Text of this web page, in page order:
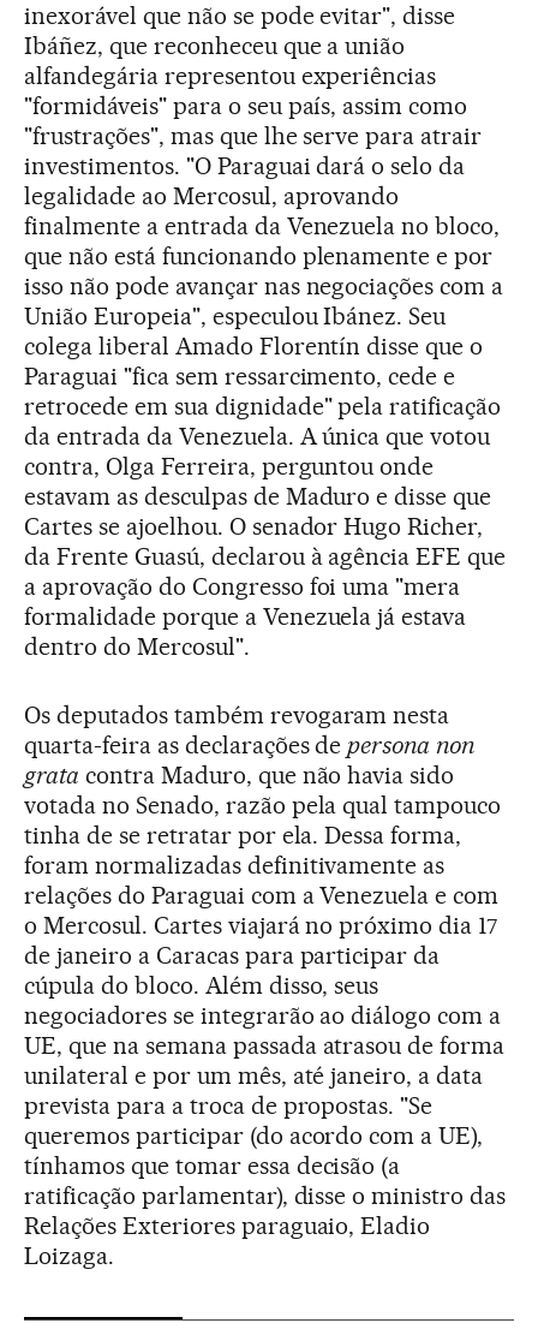
inexorável que não se pode evitar", disse
Ibáñez, que reconheceu que a união
alfandegária representou experiências
"formidáveis" para o seu país, assim como
"frustrações", mas que lhe serve para atrair
investimentos. "O Paraguai dará o selo da
legalidade ao Mercosul, aprovando
finalmente a entrada da Venezuela no bloco,
que não está funcionando plenamente e por
isso não pode avançar nas negociações com a
União Europeia", especulou Ibánez. Seu
colega liberal Amado Florentín disse que o
Paraguai "fica sem ressarcimento, cede e
retrocede em sua dignidade" pela ratificação
da entrada da Venezuela. A única que votou
contra, Olga Ferreira, perguntou onde
estavam as desculpas de Maduro e disse que
Cartes se ajoelhou. O senador Hugo Richer,
da Frente Guasú, declarou à agência EFE que
a aprovação do Congresso foi uma "mera
formalidade porque a Venezuela já estava
dentro do Mercosul".
Os deputados também revogaram nesta
quarta-feira as declarações de persona non
grata contra Maduro, que não havia sido
votada no Senado, razão pela qual tampouco
tinha de se retratar por ela. Dessa forma,
foram normalizadas definitivamente as
relações do Paraguai com a Venezuela e com
o Mercosul. Cartes viajará no próximo dia 17
de janeiro a Caracas para participar da
cúpula do bloco. Além disso, seus
negociadores se integrarão ao diálogo com a
UE, que na semana passada atrasou de forma
unilateral e por um mês, até janeiro, a data
prevista para a troca de propostas. "Se
queremos participar (do acordo com a UE),
tínhamos que tomar essa decisão (a
ratificação parlamentar), disse o ministro das
Relações Exteriores paraguaio, Eladio
Loizaga.